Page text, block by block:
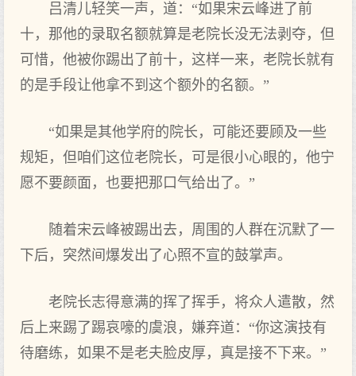
吕清儿轻笑一声，道：“如果宋云峰进了前
十，那他的录取名额就算是老院长没无法剥夺，但
可惜，他被你踢出了前十，这样一来，老院长就有
的是手段让他拿不到这个额外的名额。”
“如果是其他学府的院长，可能还要顾及一些
规矩，但咱们这位老院长，可是很小心眼的，他宁
愿不要颜面，也要把那口气给出了。”
随着宋云峰被踢出去，周围的人群在沉默了一
下后，突然间爆发出了心照不宣的鼓掌声。
老院长志得意满的挥了挥手，将众人遣散，然
后上来踢了踢哀嚎的虞浪，嫌弃道：“你这演技有
待磨练，如果不是老夫脸皮厚，真是接不下来。”